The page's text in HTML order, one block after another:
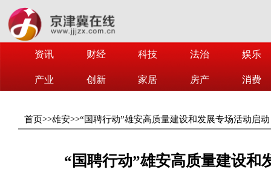
资讯 财经 科技 法治 娱乐
产业 创新 家居 房产 消费
首页>>雄安>>“国聘行动”雄安高质量建设和发展专场活动启动
“国聘行动”雄安高质量建设和